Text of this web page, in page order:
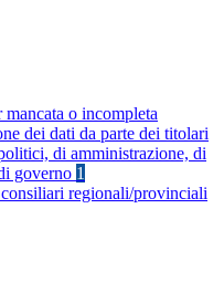
mancata o incompleta
dei dati da parte dei titolari
di amministrazione, di
governo 1
regionali/provinciali